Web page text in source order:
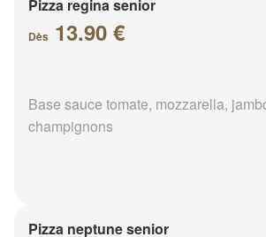
Pizza regina senior
Dès 13.90 €
Base sauce tomate, mozzarella,
champignons
Pizza neptune senior